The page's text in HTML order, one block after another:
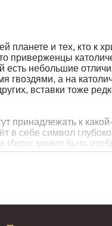
и тех, кто к
приверженцы
есть небольшие
гвоздями, а на
вставки тоже
принадлежать к
в себе символ
Иисус может быть
и тексты
из